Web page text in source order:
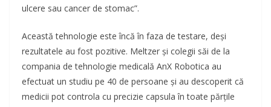
ulcere sau cancer de stomac”.
Această tehnologie este încă în faza de testare, deși
rezultatele au fost pozitive. Meltzer și colegii săi de la
compania de tehnologie medicală AnX Robotica au
efectuat un studiu pe 40 de persoane și au descoperit că
medicii pot controla cu precizie capsula în toate părțile